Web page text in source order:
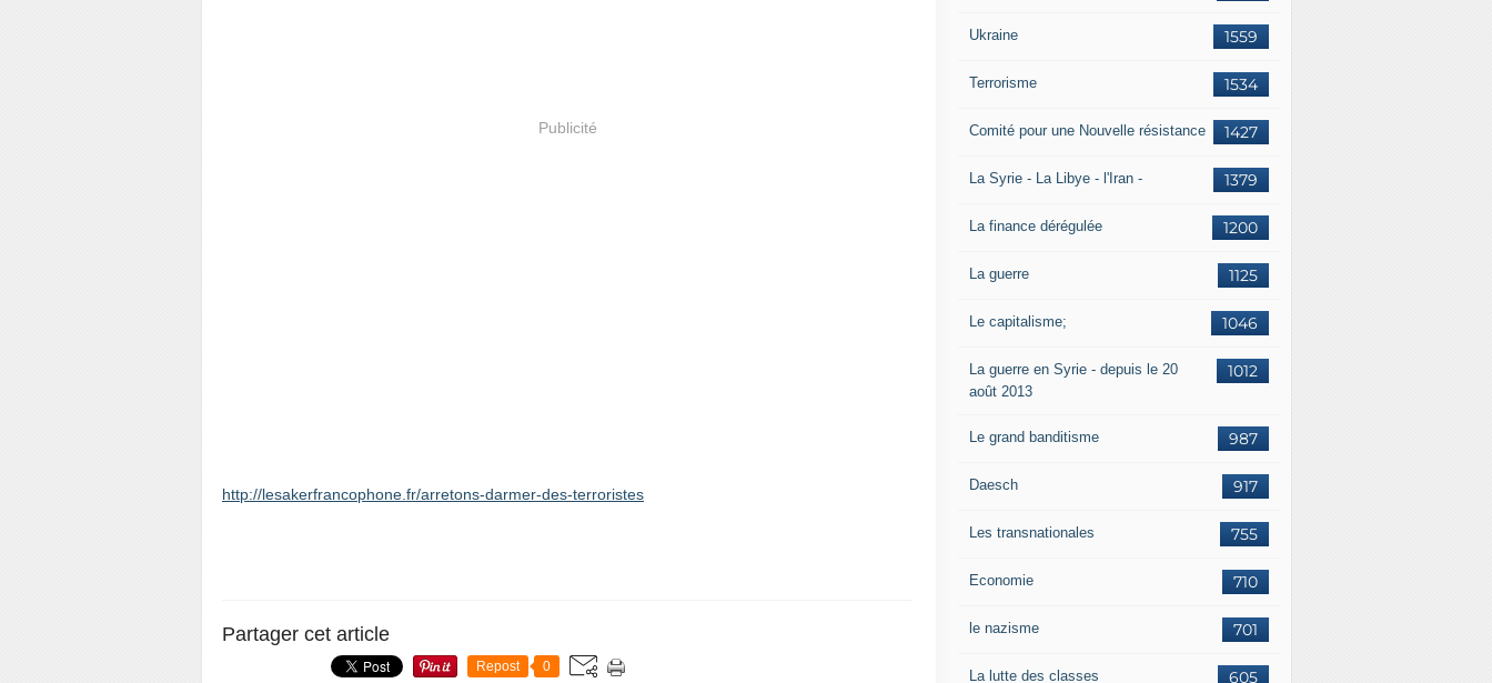
Publicité
http://lesakerfrancophone.fr/arretons-darmer-des-terroristes
Partager cet article
Repost 0
1559
Ukraine
1534
Terrorisme
1427
Comité pour une Nouvelle résistance
1379
La Syrie - La Libye - l'Iran -
1200
La finance dérégulée
1125
La guerre
1046
Le capitalisme;
1012
La guerre en Syrie - depuis le 20
août 2013
987
Le grand banditisme
917
Daesch
755
Les transnationales
710
Economie
701
le nazisme
605
La lutte des classes